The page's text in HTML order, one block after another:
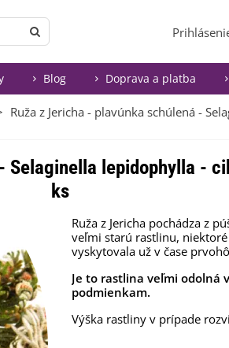
Blog Doprava a platba
Ruža z Jericha - plavúnka schúlená -
Selaginella lepidophylla -
ks
Ruža z Jericha pochádza z
veľmi starú rastlinu,
vyskytovala už v čase
Je to rastlina veľmi odolná
podmienkam.
Výška rastliny v prípade